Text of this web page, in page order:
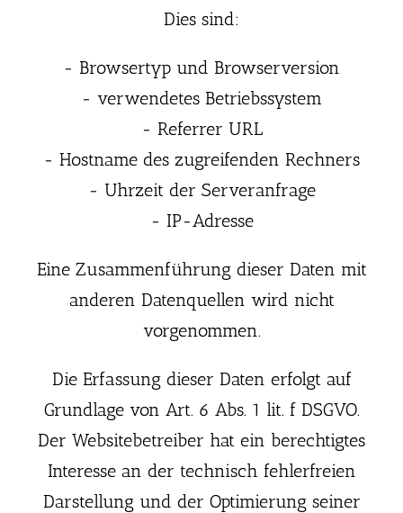
Dies sind:
- Browsertyp und Browserversion
- verwendetes Betriebssystem
- Referrer URL
- Hostname des zugreifenden Rechners
- Uhrzeit der Serveranfrage
- IP-Adresse
Eine Zusammenführung dieser Daten mit
anderen Datenquellen wird nicht
vorgenommen.
Die Erfassung dieser Daten erfolgt auf
Grundlage von Art. 6 Abs. 1 lit. f DSGVO.
Der Websitebetreiber hat ein berechtigtes
Interesse an der technisch fehlerfreien
Darstellung und der Optimierung seiner